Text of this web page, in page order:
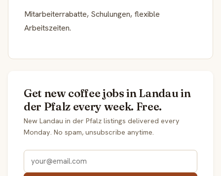
Mitarbeiterrabatte, Schulungen, flexible
Arbeitszeiten.
Get new coffee jobs in Landau in
der Pfalz every week. Free.
New Landau in der Pfalz listings delivered every
Monday. No spam, unsubscribe anytime.